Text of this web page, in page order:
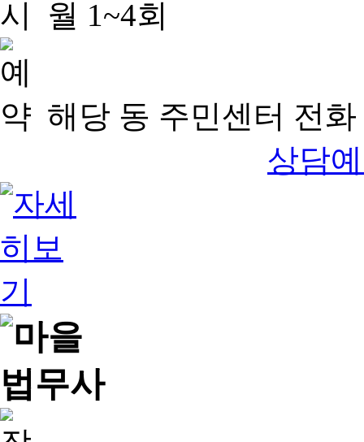
월 1~4회
해당 동 주민센터 전
상담